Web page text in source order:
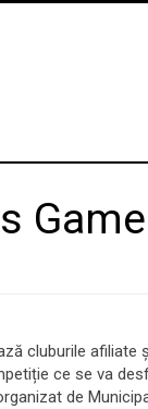
cluburile afiliate
ce se va
de